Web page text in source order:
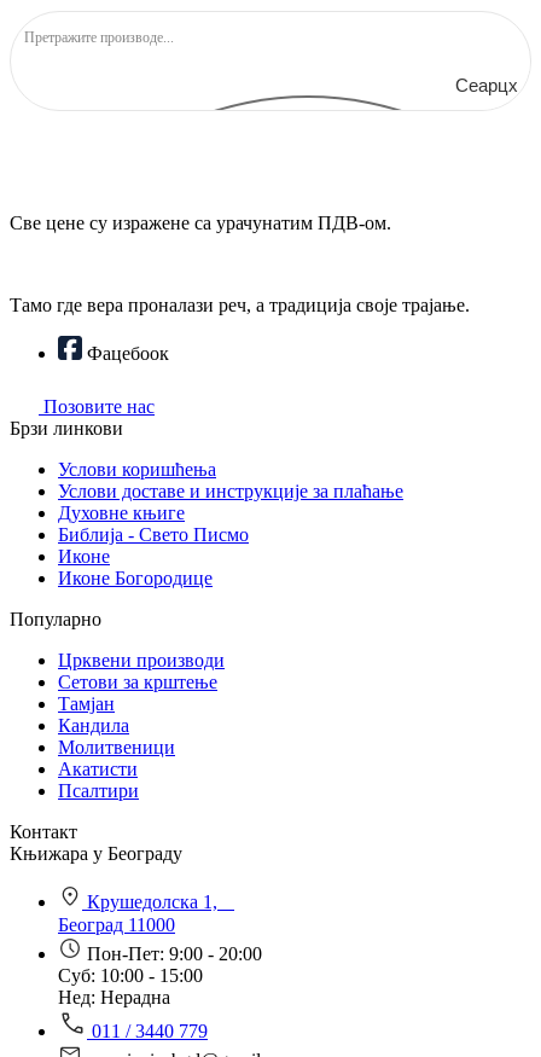
Сеарцх
Све цене су изражене са урачунатим ПДВ-ом.
Тамо где вера проналази реч, а традиција своје трајање.
Фацебоок
Позовите нас
Брзи линкови
Услови коришћења
Услови доставе и инструкције за плаћање
Духовне књиге
Библија - Свето Писмо
Иконе
Иконе Богородице
Популарно
Црквени производи
Сетови за крштење
Тамјан
Кандила
Молитвеници
Акатисти
Псалтири
Контакт
Књижара у Београду
Крушедолска 1,
Београд 11000
Пон-Пет: 9:00 - 20:00
Суб: 10:00 - 15:00
Нед: Нерадна
011 / 3440 779